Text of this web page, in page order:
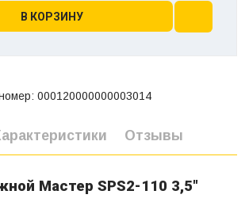
В КОРЗИНУ
000120000000003014
Отзывы
Мастер SPS2-110 3,5"